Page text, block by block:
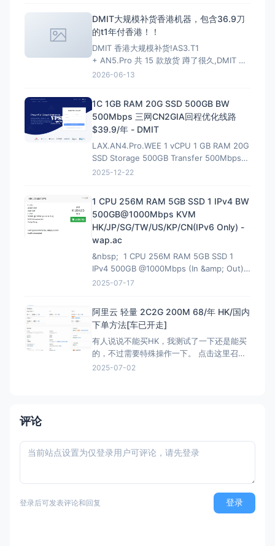
DMIT大规模补货香港机器，包含36.9刀
的t1年付香港！！
DMIT 香港大规模补货!AS3.T1
+ AN5.Pro 共 15 款放货 蹲了很久,DMIT 香
港终于一次放出两条线,手快有手慢无(港区一
流量 · 入门 $6.9/月起
2026-06-13
1C 1GB RAM 20G SSD 500GB BW
500Mbps 三网CN2GIA回程优化线路
$39.9/年 - DMIT
LAX.AN4.Pro.WEE 1 vCPU 1 GB RAM 20G
SSD Storage 500GB Transfer 500Mbps
VirtIO Interface 1 IPv4 &amp; 1 IPv6 /64
2025-12-22
1 CPU 256M RAM 5GB SSD 1 IPv4 BW
500GB@1000Mbps KVM
HK/JP/SG/TW/US/KP/CN(IPv6 Only) -
wap.ac
&nbsp; 1 CPU 256M RAM 5GB SSD 1
IPv4 500GB @1000Mbps (In &amp; Out)
KVM Virtualization 立即购买 &nbsp; HK
2025-07-17
阿里云 轻量 2C2G 200M 68/年 HK/国内
下单方法[车已开走]
有人说说不能买HK，我测试了一下还是能买
的，不过需要特殊操作一下。 点击这里召唤
神龙，获取HK购买资格链接：注意有AFF，
2025-07-02
评论
登录后可发表评论和回复 登录